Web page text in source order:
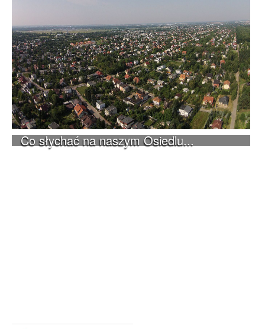
Co słychać na naszym Osiedlu...